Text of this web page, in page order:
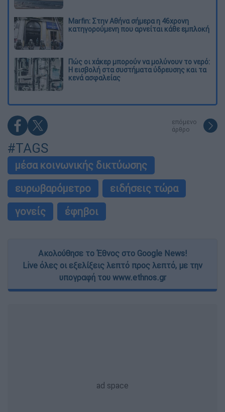
Marfin: Στην Αθήνα σήμερα η 46χρονη
κατηγορούμενη που αρνείται κάθε εμπλοκή
Πώς οι χάκερ μπορούν να μολύνουν το νερό:
Η εισβολή στα συστήματα ύδρευσης και τα
κενά ασφαλείας
επόμενο
άρθρο
#TAGS
μέσα κοινωνικής δικτύωσης
ευρωβαρόμετρο
ειδήσεις τώρα
γονείς
έφηβοι
Ακολούθησε το Έθνος στο Google News!
Live όλες οι εξελίξεις λεπτό προς λεπτό, με την
υπογραφή του www.ethnos.gr